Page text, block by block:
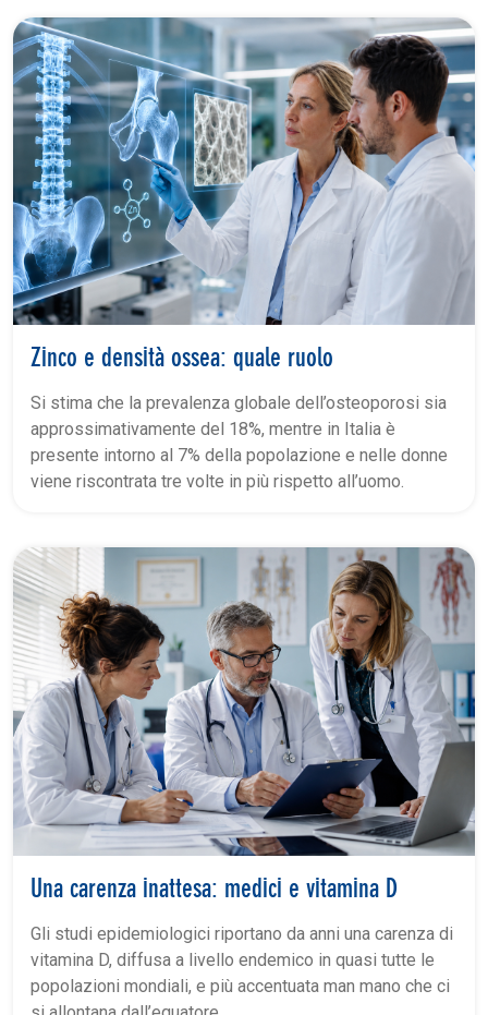
Zinco e densità ossea: quale ruolo
Si stima che la prevalenza globale dell’osteoporosi sia
approssimativamente del 18%, mentre in Italia è
presente intorno al 7% della popolazione e nelle donne
viene riscontrata tre volte in più rispetto all’uomo.
Una carenza inattesa: medici e vitamina D
Gli studi epidemiologici riportano da anni una carenza di
vitamina D, diffusa a livello endemico in quasi tutte le
popolazioni mondiali, e più accentuata man mano che ci